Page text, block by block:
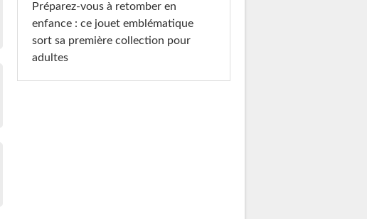
Préparez-vous à retomber en
enfance : ce jouet emblématique
sort sa première collection pour
adultes